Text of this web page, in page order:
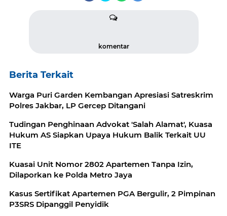
komentar
Berita Terkait
Warga Puri Garden Kembangan Apresiasi Satreskrim
Polres Jakbar, LP Gercep Ditangani
​Tudingan Penghinaan Advokat 'Salah Alamat', Kuasa
Hukum AS Siapkan Upaya Hukum Balik Terkait UU
ITE
Kuasai Unit Nomor 2802 Apartemen Tanpa Izin,
Dilaporkan ke Polda Metro Jaya
Kasus Sertifikat Apartemen PGA Bergulir, 2 Pimpinan
P3SRS Dipanggil Penyidik